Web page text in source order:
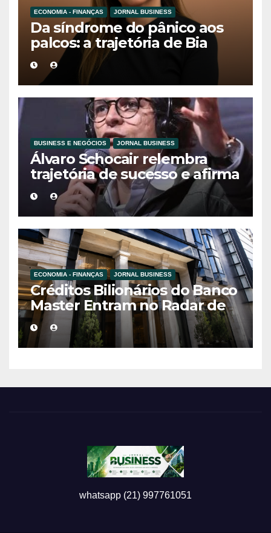
ECONOMIA - FINANÇAS JORNAL BUSINESS
Da síndrome do pânico aos
palcos: a trajetória de Bia
Holmes inspira uma nova
geração de mulheres líderes
BUSINESS E NEGÓCIOS JORNAL BUSINESS
Álvaro Schocair relembra
trajetória de sucesso e afirma
que propósito é o novo
motor do
empreendedorismo
ECONOMIA - FINANÇAS JORNAL BUSINESS
Créditos Bilionários do Banco
Master Entram no Radar de
Investigação por Supostas
Ligações com Esquema
Criminoso
whatsapp (21) 997761051